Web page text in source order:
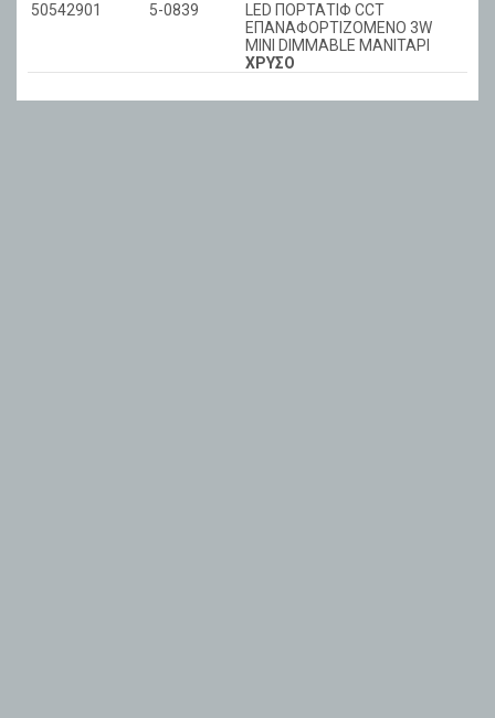
50542901 5-0839
LED ΠΟΡΤΑΤΙΦ CCT
ΕΠΑΝΑΦΟΡΤΙΖΟΜΕΝΟ 3W
ΜΙΝΙ DIMMABLE ΜΑΝΙΤΑΡΙ
ΧΡΥΣΟ